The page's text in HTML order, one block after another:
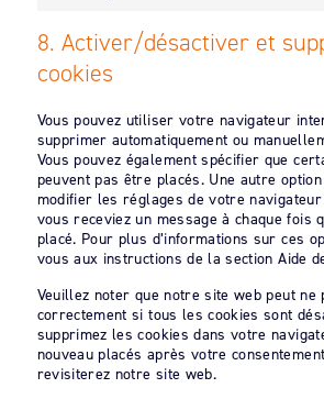
8. Activer/désactiver et
cookies
Vous pouvez utiliser votre navigateur
supprimer automatiquement ou
Vous pouvez également spécifier que
peuvent pas être placés. Une autre
modifier les réglages de votre
vous receviez un message à chaque fois
placé. Pour plus d’informations sur ces
vous aux instructions de la section Aide
Veuillez noter que notre site web peut ne
correctement si tous les cookies sont
supprimez les cookies dans votre
nouveau placés après votre
revisiterez notre site web.